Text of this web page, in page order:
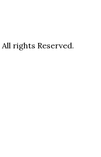
rights Reserved.